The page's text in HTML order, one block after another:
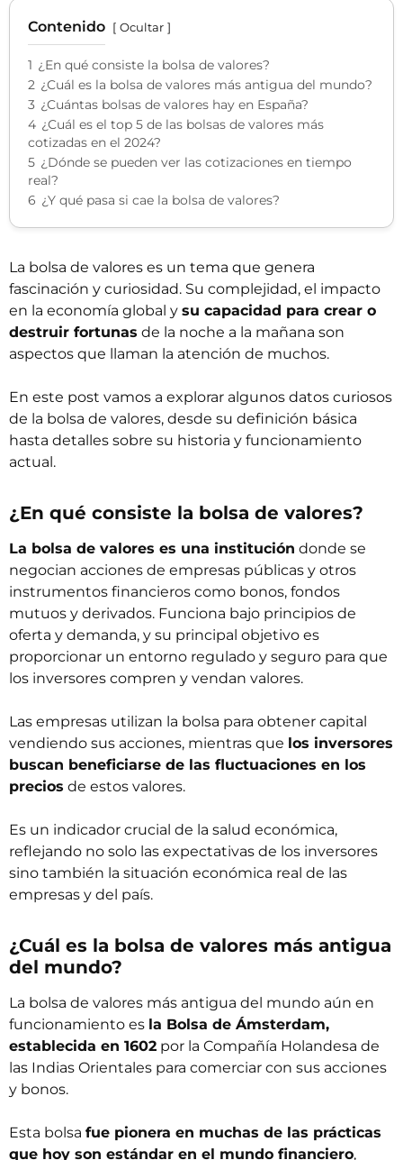
Contenido Ocultar
1 ¿En qué consiste la bolsa de valores?
2 ¿Cuál es la bolsa de valores más antigua del mundo?
3 ¿Cuántas bolsas de valores hay en España?
4 ¿Cuál es el top 5 de las bolsas de valores más
cotizadas en el 2024?
5 ¿Dónde se pueden ver las cotizaciones en tiempo
real?
6 ¿Y qué pasa si cae la bolsa de valores?
La bolsa de valores es un tema que genera
fascinación y curiosidad. Su complejidad, el impacto
en la economía global y su capacidad para crear o
destruir fortunas de la noche a la mañana son
aspectos que llaman la atención de muchos.
En este post vamos a explorar algunos datos curiosos
de la bolsa de valores, desde su definición básica
hasta detalles sobre su historia y funcionamiento
actual.
¿En qué consiste la bolsa de valores?
La bolsa de valores es una institución donde se
negocian acciones de empresas públicas y otros
instrumentos financieros como bonos, fondos
mutuos y derivados. Funciona bajo principios de
oferta y demanda, y su principal objetivo es
proporcionar un entorno regulado y seguro para que
los inversores compren y vendan valores.
Las empresas utilizan la bolsa para obtener capital
vendiendo sus acciones, mientras que los inversores
buscan beneficiarse de las fluctuaciones en los
precios de estos valores.
Es un indicador crucial de la salud económica,
reflejando no solo las expectativas de los inversores
sino también la situación económica real de las
empresas y del país.
¿Cuál es la bolsa de valores más antigua
del mundo?
La bolsa de valores más antigua del mundo aún en
funcionamiento es la Bolsa de Ámsterdam,
establecida en 1602 por la Compañía Holandesa de
las Indias Orientales para comerciar con sus acciones
y bonos.
Esta bolsa fue pionera en muchas de las prácticas
que hoy son estándar en el mundo financiero,